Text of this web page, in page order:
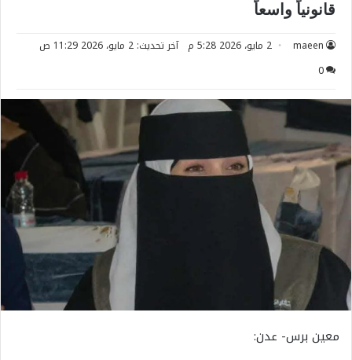
قانونياً واسعاً
maeen 2 مايو، 2026 5:28 م
آخر تحديث: 2 مايو، 2026 11:29 ص
0
معين برس- عدن: